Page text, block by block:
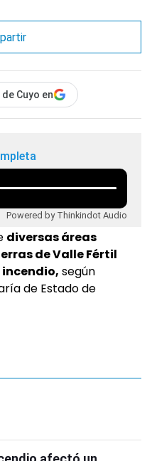
Cuyo en
Powered by Thinkindot Audio
diversas áreas
de Valle Fértil
según
de Estado de